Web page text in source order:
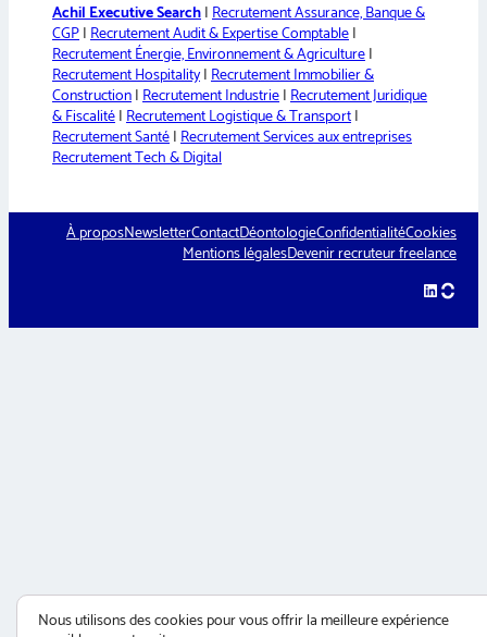
Achil Executive Search|Recrutement Assurance, Banque &
CGP|Recrutement Audit & Expertise Comptable|
Recrutement Énergie, Environnement & Agriculture|
Recrutement Hospitality|Recrutement Immobilier &
Construction|Recrutement Industrie|Recrutement Juridique
& Fiscalité|Recrutement Logistique & Transport|
Recrutement Santé|Recrutement Services aux entreprises
Recrutement Tech & Digital
À proposNewsletterContactDéontologieConfidentialitéCookies
Mentions légalesDevenir recruteur freelance
LinkedIn
Nous utilisons des cookies pour vous offrir la meilleure expérience